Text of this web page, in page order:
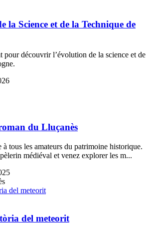
la Science et de la Technique de
pour découvrir l’évolution de la science et de
du Lluçanès
tous les amateurs du patrimoine historique.
médiéval et venez explorer les m...
del meteorit